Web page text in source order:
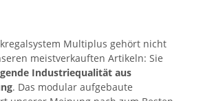
Multiplus gehört nicht
meistverkauften Artikeln: Sie
Industriequalität aus
. Das modular aufgebaute